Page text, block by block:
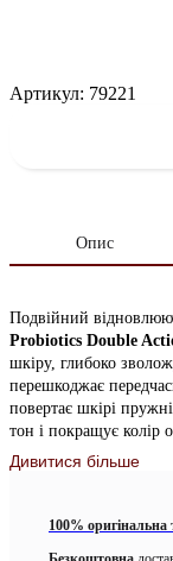
Артикул: 79221
Опис
Подвійний
Probiotics Double
шкіру, глибоко
перешкоджає
повертає шкірі
тон і покращує колір
Серум глибоко живить
освітлюючі дію,
Підтримує бар’єрні
Дивитися більше
100% оригінальна